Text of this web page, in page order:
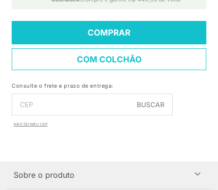
COMPRAR
COM COLCHÃO
Consulte o frete e prazo de entrega:
BUSCAR
NÃO SEI MEU CEP
Sobre o produto